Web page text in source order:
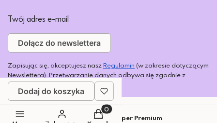
Twój adres e-mail
Dołącz do newslettera
Zapisując się, akceptujesz naszRegulamin (w zakresie dotyczącym
Newslettera). Przetwarzanie danych odbywa się zgodnie z
Polityką prywatności.
Sklep internetowy Shoper Premium
Dodaj do koszyka
Produkty w koszyku: 0. Zobacz